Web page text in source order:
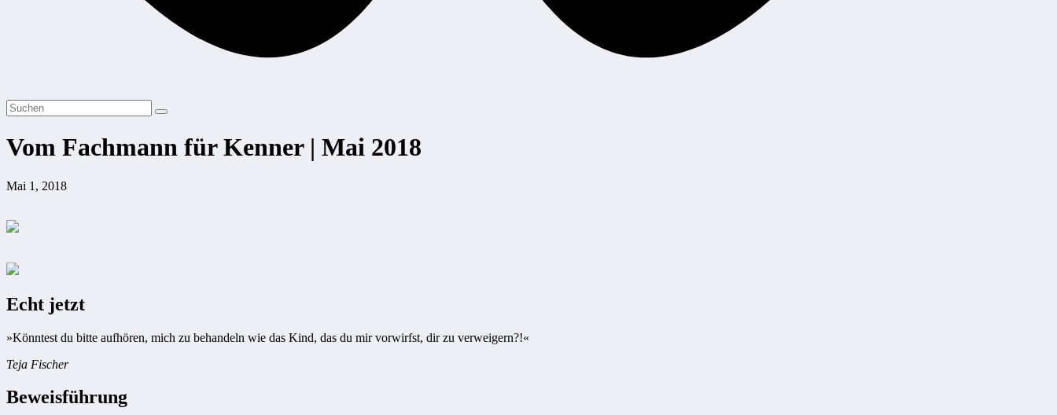
Vom Fachmann für Kenner | Mai 2018
Mai 1, 2018
Echt jetzt
»Könntest du bitte aufhören, mich zu behandeln wie das Kind, das du mir vorwirfst, dir zu verweigern?!«
Teja Fischer
Beweisführung